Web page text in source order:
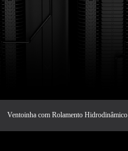
Ventoinha com Rolamento Hidrodinâmico